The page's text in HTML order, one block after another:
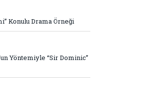
Konulu Drama Örneği
Yöntemiyle “Sir Dominic”